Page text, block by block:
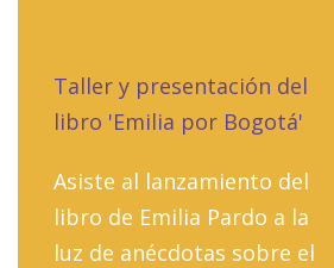
Taller y presentación del
libro 'Emilia por Bogotá'
Asiste al lanzamiento del
libro de Emilia Pardo a la
luz de anécdotas sobre el